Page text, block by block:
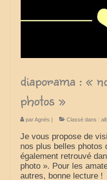
Parcs
Circuits vacances
Nos voyages
Monde
Archives
Liens Favoris
Amis Blogueurs
diaporama : «
photos »
parAgnès | Classé dans :
Je vous propose de
nos plus belles photos
également retrouvé
photo ». Pour les
autres, bonne lecture !